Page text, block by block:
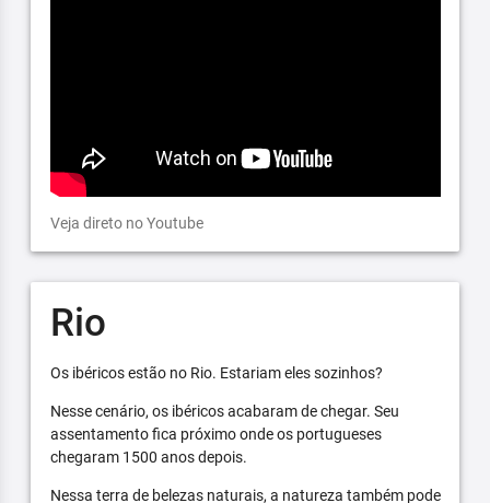
Veja direto no Youtube
Rio
Os ibéricos estão no Rio. Estariam eles sozinhos?
Nesse cenário, os ibéricos acabaram de chegar. Seu
assentamento fica próximo onde os portugueses
chegaram 1500 anos depois.
Nessa terra de belezas naturais, a natureza também pode